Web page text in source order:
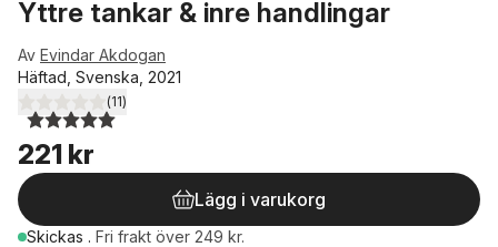
Yttre tankar & inre handlingar
Av Evindar Akdogan
Häftad, Svenska, 2021
5,0utav 5 stjärnor. Totalt antal röster:
(11)
221 kr
Lägg i varukorg
Skickas . Fri frakt över 249 kr.